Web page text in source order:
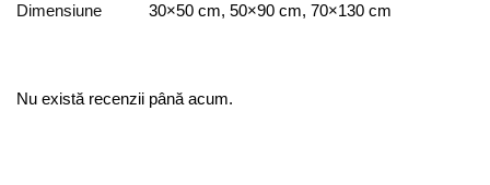
Dimensiune 30×50 cm, 50×90 cm, 70×130 cm
Nu există recenzii până acum.